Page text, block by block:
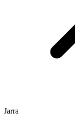
Jarra